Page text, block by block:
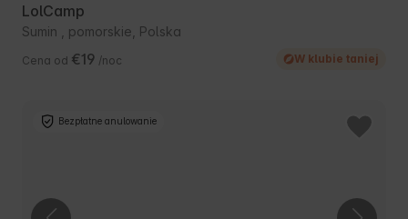
LolCamp
Sumin , pomorskie, Polska
Cena od €19 /noc W klubie taniej
Bezpłatne anulowanie